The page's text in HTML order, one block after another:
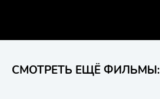
СМОТРЕТЬ ЕЩЁ ФИЛЬМЫ: